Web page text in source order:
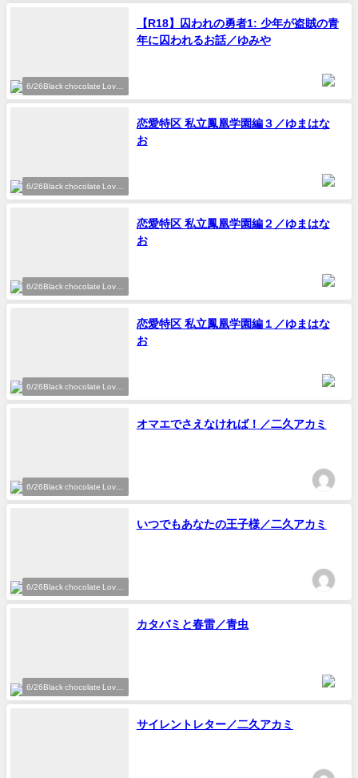
6/26Black chocolate Love
【R18】囚われの勇者1: 少年が盗賊の青
年に囚われるお話／ゆみや
6/26Black chocolate Love
恋愛特区 私立鳳凰学園編３／ゆまはな
お
6/26Black chocolate Love
恋愛特区 私立鳳凰学園編２／ゆまはな
お
6/26Black chocolate Love
恋愛特区 私立鳳凰学園編１／ゆまはな
お
6/26Black chocolate Love
オマエでさえなければ！／二久アカミ
6/26Black chocolate Love
いつでもあなたの王子様／二久アカミ
6/26Black chocolate Love
カタバミと春雷／青虫
サイレントレター／二久アカミ